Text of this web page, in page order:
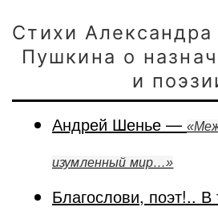
Стихи Александра
Пушкина о
и
Андрей Шенье —
изумленный мир…»
Благослови, поэт!..